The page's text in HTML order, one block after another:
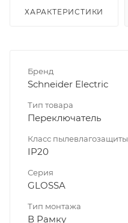
ХАРАКТЕРИСТИКИ
Бренд
Schneider Electric
Тип товара
Переключатель
Класс пылевлагозащиты
IP20
Серия
GLOSSA
Тип монтажа
В Рамку